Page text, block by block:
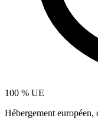
100 % UE
Hébergement européen,